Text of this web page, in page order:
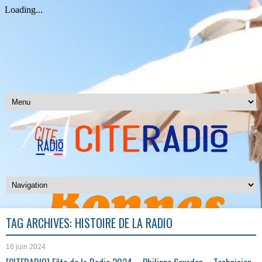
TAG ARCHIVES: HISTOIRE DE LA RADIO
16 juin 2024